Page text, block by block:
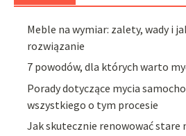
Meble na wymiar: zalety, wady i
rozwiązanie
7 powodów, dla których warto
Porady dotyczące mycia
wszystkiego o tym procesie
Jak skutecznie renowować stare